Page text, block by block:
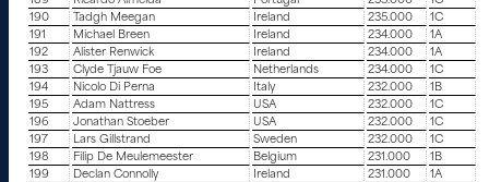
190
Tadgh Meegan Ireland 235.000
1C
191
Michael Breen Ireland 234.000
1A
192
Alister Renwick Ireland 234.000
1A
193
Clyde Tjauw Foe Netherlands 234.000
1C
194
Nicolo Di Perna Italy 232.000
1B
195
Adam Nattress USA 232.000
1C
196
Jonathan Stoeber USA 232.000
1C
197
Lars Gillstrand Sweden 232.000
1C
198
Filip De Meulemeester Belgium 231.000
1B
199
Declan Connolly Ireland 231.000
1A